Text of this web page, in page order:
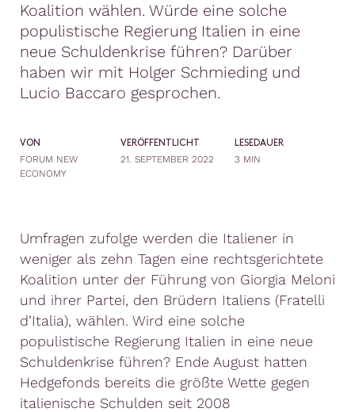
Koalition wählen. Würde eine solche
populistische Regierung Italien in eine
neue Schuldenkrise führen? Darüber
haben wir mit Holger Schmieding und
Lucio Baccaro gesprochen.
VON
FORUM NEW
ECONOMY
VERÖFFENTLICHT
21. SEPTEMBER 2022
LESEDAUER
3 MIN
Umfragen zufolge werden die Italiener in
weniger als zehn Tagen eine rechtsgerichtete
Koalition unter der Führung von Giorgia Meloni
und ihrer Partei, den Brüdern Italiens (Fratelli
d’Italia), wählen. Wird eine solche
populistische Regierung Italien in eine neue
Schuldenkrise führen? Ende August hatten
Hedgefonds bereits die größte Wette gegen
italienische Schulden seit 2008